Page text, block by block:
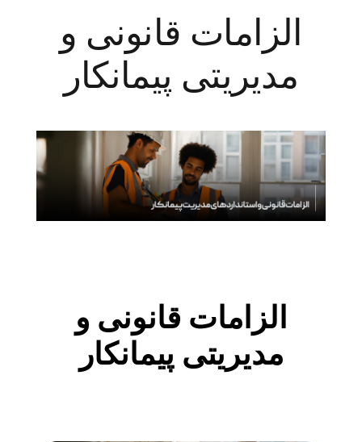
الزامات قانونی و
مدیریتی پیمانکار
الزامات قانونی و
مدیریتی پیمانکار